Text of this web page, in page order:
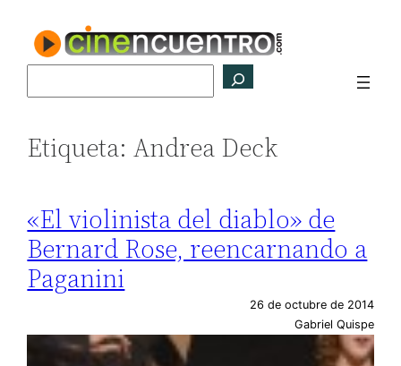
contenido
Etiqueta:Andrea Deck
«El violinista del diablo» de
Bernard Rose, reencarnando a
Paganini
26 de octubre de 2014
Gabriel Quispe